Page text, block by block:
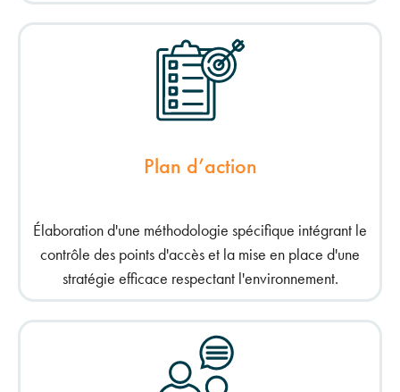
Plan d’action
Élaboration d'une méthodologie spécifique intégrant le
contrôle des points d'accès et la mise en place d'une
stratégie efficace respectant l'environnement.